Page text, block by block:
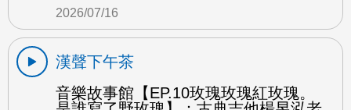
2026/07/16
漢聲下午茶
音樂故事館【EP.10玫瑰玫瑰紅玫瑰。